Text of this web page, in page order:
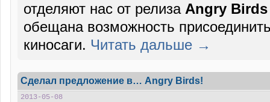
отделяют нас от релиза Angry Birds
обещана возможность
киносаги. Читать дальше →
Сделал предложение в… Angry Birds!
2013-05-08